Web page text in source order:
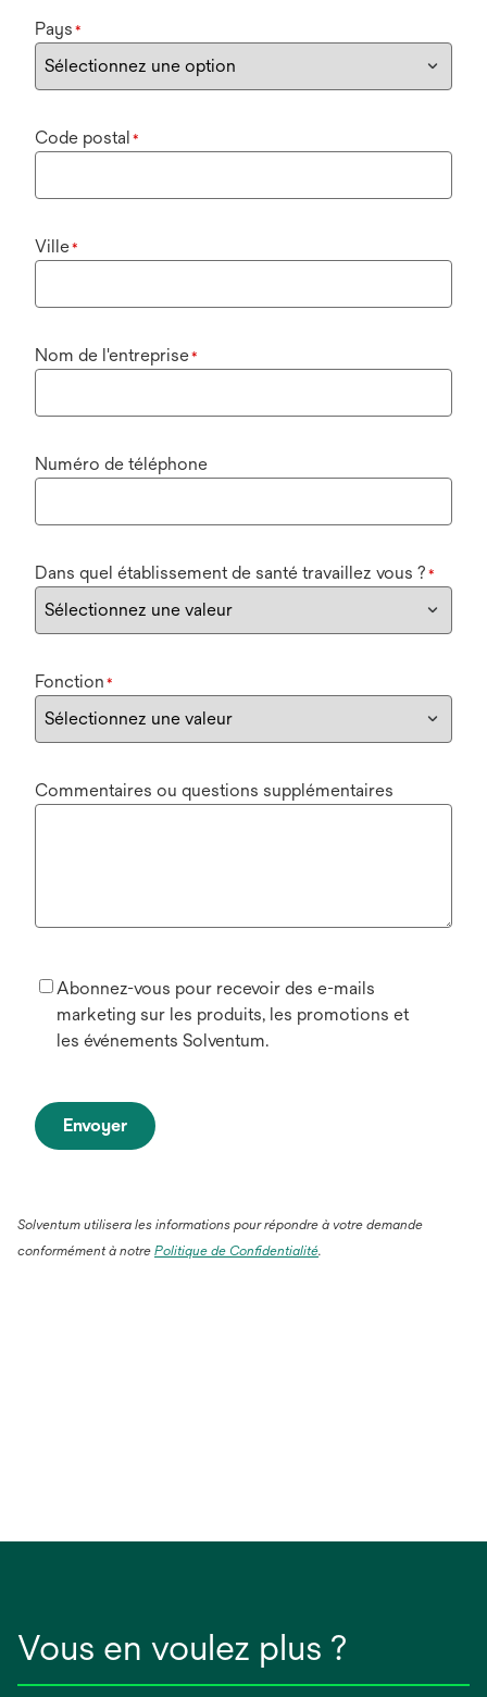
Pays *
Code postal *
Ville*
Nom de l'entreprise*
Numéro de téléphone
Dans quel établissement de santé travaillez vous ? *
Fonction *
Commentaires ou questions supplémentaires
Abonnez-vous pour recevoir des e-mails
marketing sur les produits, les promotions et
les événements Solventum.
Envoyer
Solventum utilisera les informations pour répondre à votre demande
conformément à notre Politique de Confidentialité.
Vous en voulez plus ?